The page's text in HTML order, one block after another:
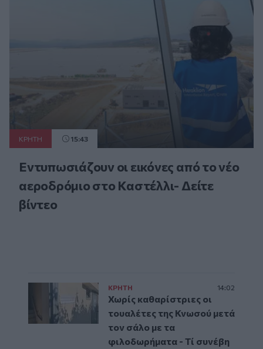
ΚΡΗΤΗ 15:43
Εντυπωσιάζουν οι εικόνες από το νέο
αεροδρόμιο στο Καστέλλι- Δείτε
βίντεο
ΚΡΗΤΗ 14:02
Χωρίς καθαρίστριες οι
τουαλέτες της Κνωσού μετά
τον σάλο με τα
φιλοδωρήματα - Τί συνέβη